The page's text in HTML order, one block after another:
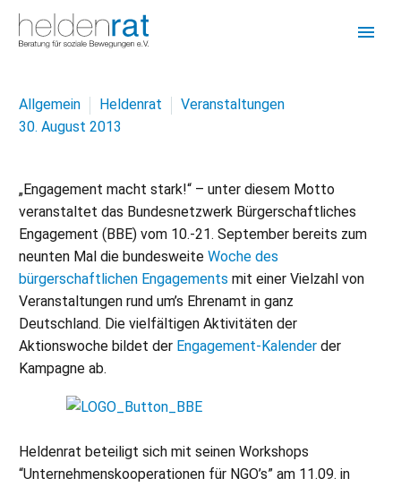
Allgemein Heldenrat
Veranstaltungen
30. August 2013
„Engagement macht stark!“ – unter diesem Motto
veranstaltet das Bundesnetzwerk Bürgerschaftliches
Engagement (BBE) vom 10.-21. September bereits zum
neunten Mal die bundesweite Woche des
bürgerschaftlichen Engagements mit einer Vielzahl von
Veranstaltungen rund um’s Ehrenamt in ganz
Deutschland. Die vielfältigen Aktivitäten der
Aktionswoche bildet der Engagement-Kalender der
Kampagne ab.
Heldenrat beteiligt sich mit seinen Workshops
“Unternehmenskooperationen für NGO’s” am 11.09. in